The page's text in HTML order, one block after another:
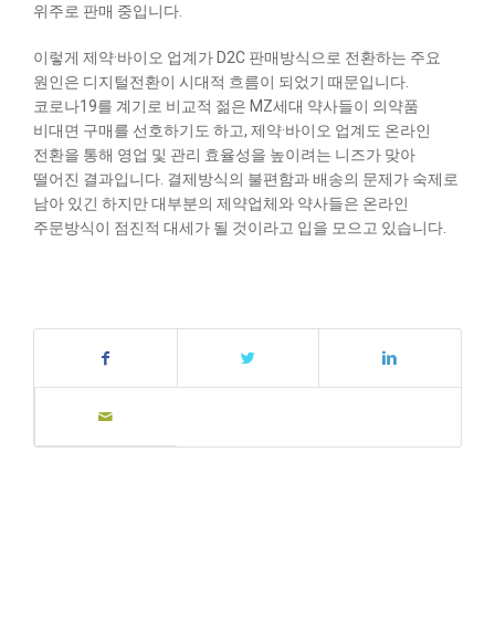
위주로 판매 중입니다.
이렇게 제약·바이오 업계가 D2C 판매방식으로 전환하는 주요
원인은 디지털전환이 시대적 흐름이 되었기 때문입니다.
코로나19를 계기로 비교적 젊은 MZ세대 약사들이 의약품
비대면 구매를 선호하기도 하고, 제약·바이오 업계도 온라인
전환을 통해 영업 및 관리 효율성을 높이려는 니즈가 맞아
떨어진 결과입니다. 결제방식의 불편함과 배송의 문제가 숙제로
남아 있긴 하지만 대부분의 제약업체와 약사들은 온라인
주문방식이 점진적 대세가 될 것이라고 입을 모으고 있습니다.